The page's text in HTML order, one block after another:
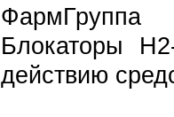
ФармГруппа
Блокаторы
действию